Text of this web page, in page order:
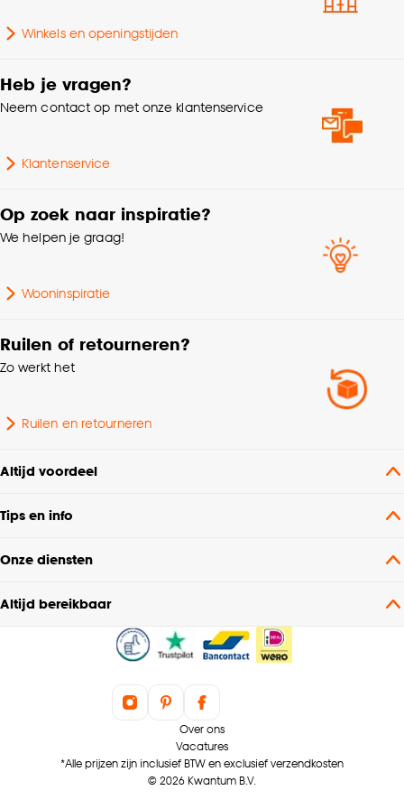
Goed om te weten is dat je deze keuze altijd nog
cookieverklaring
Garantietermijn 24 maanden
buiten
Vorm
Gewicht
Winkels en openingstijden
Heb je vragen?
Neem contact op met onze klantenservice
Klantenservice
Op zoek naar inspiratie?
We helpen je graag!
Wooninspiratie
Ruilen of retourneren?
Zo werkt het
Ruilen en retourneren
Altijd voordeel
Tips en info
Onze diensten
Altijd bereikbaar
Over ons
Vacatures
*Alle prijzen zijn inclusief BTW en exclusief verzendkosten
© 2026 Kwantum B.V.